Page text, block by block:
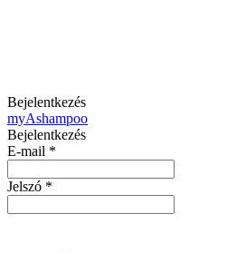
Bejelentkezés
myAshampoo
Bejelentkezés
E-mail *
Jelszó *